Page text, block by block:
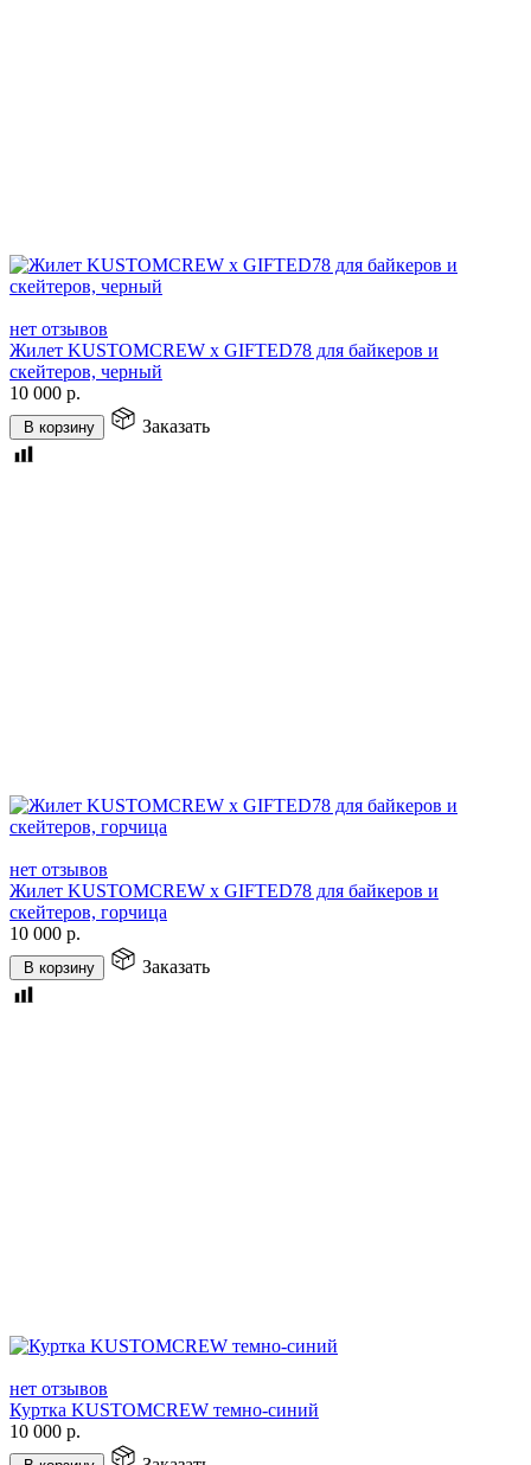
нет отзывов
Жилет KUSTOMCREW x GIFTED78 для байкеров и
скейтеров, черный
10 000 р.
В корзину Заказать
нет отзывов
Жилет KUSTOMCREW x GIFTED78 для байкеров и
скейтеров, горчица
10 000 р.
В корзину Заказать
нет отзывов
Куртка KUSTOMCREW темно-синий
10 000 р.